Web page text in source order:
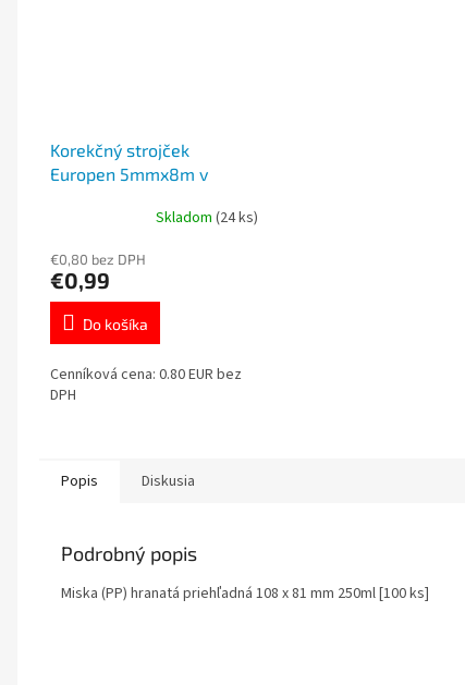
Korekčný strojček
Europen 5mmx8m v
Skladom (24 ks)
€0,80 bez DPH
€0,99
Do košíka
Cenníková cena: 0.80 EUR bez
DPH
Popis Diskusia
Podrobný popis
Miska (PP) hranatá priehľadná 108 x 81 mm 250ml [100 ks]